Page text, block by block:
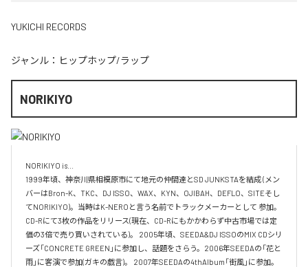
YUKICHI RECORDS
ジャンル： ヒップホップ/ラップ
NORIKIYO
NORIKIYO is...
1999年頃、神奈川県相模原市にて地元の仲間達とSD JUNKSTAを結成 (メン
バーはBron-K、TKC、DJ ISSO、WAX、KYN、OJIBAH、DEFLO、SITEそし
てNORIKIYO)。当時はK-NEROと言う名前でトラックメーカーとして 参加。
CD-Rにて3枚の作品をリリース(現在、CD-Rにもかかわらず中古市場では定
価の3倍で売り買いされている)。 2005年頃、SEEDA&DJ ISSOのMIX CDシリ
ーズ「CONCRETE GREEN」に参加し、話題をさらう。2006年SEEDAの「花と
雨」に客演で参加(ガキの戯言)。 2007年SEEDAの4thAlbum「街風」に参加。